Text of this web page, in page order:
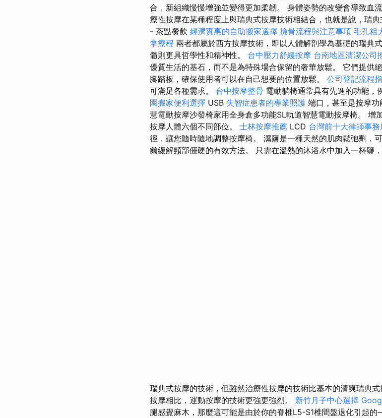
合，新組織慢慢增強並變得更加柔韌。 身體姿勢的改變會導致血
療性按摩在某種程度上與瑞典式按摩技術相結合，也就是說，瑞典
- 茶點餐飲 經濟實惠的自助搬家選擇 撿骨流程與注意事項 毛孔粗
拿療程 兩者都屬於西方按摩技術，即以人體解剖學為基礎的瑞典
髓則更具哲學性和精神性。 台中壓力舒緩按摩 台南地區清潔公司
優質生活的基石，而不是為特殊場合保留的奢華放鬆。 它們提供
腳踏板，確保使用者可以在自己想要的位置放鬆。 公司登記流程
可滿足各種需求。 台中按摩整骨 電動躺椅通常具有先進的功能，
園搬家便利選擇 USB 失智症患者的專業照護 端口，甚至是按摩功
慧電動按摩沙發椅家用全身倉多功能SL軌道智慧電動按摩椅。 增
按摩人體六個不同部位。 士林按摩推薦 LCD 台灣前十大律師事
徑，讓您隨時隨地調整按摩椅。 瀉鹽是一種天然的肌肉鬆弛劑，
爾緩解頸部僵硬的有效方法。 只需在溫熱的沐浴水中加入一杯鹽
瑞典式按摩的技術，但雖然治療性按摩的技術比基本的清爽瑞典
按摩相比，運動按摩的技術更強更強烈。 新竹月子中心選擇
腿感覺麻木，那麼這可能是由於你的脊椎L5-S1椎間盤退化引起